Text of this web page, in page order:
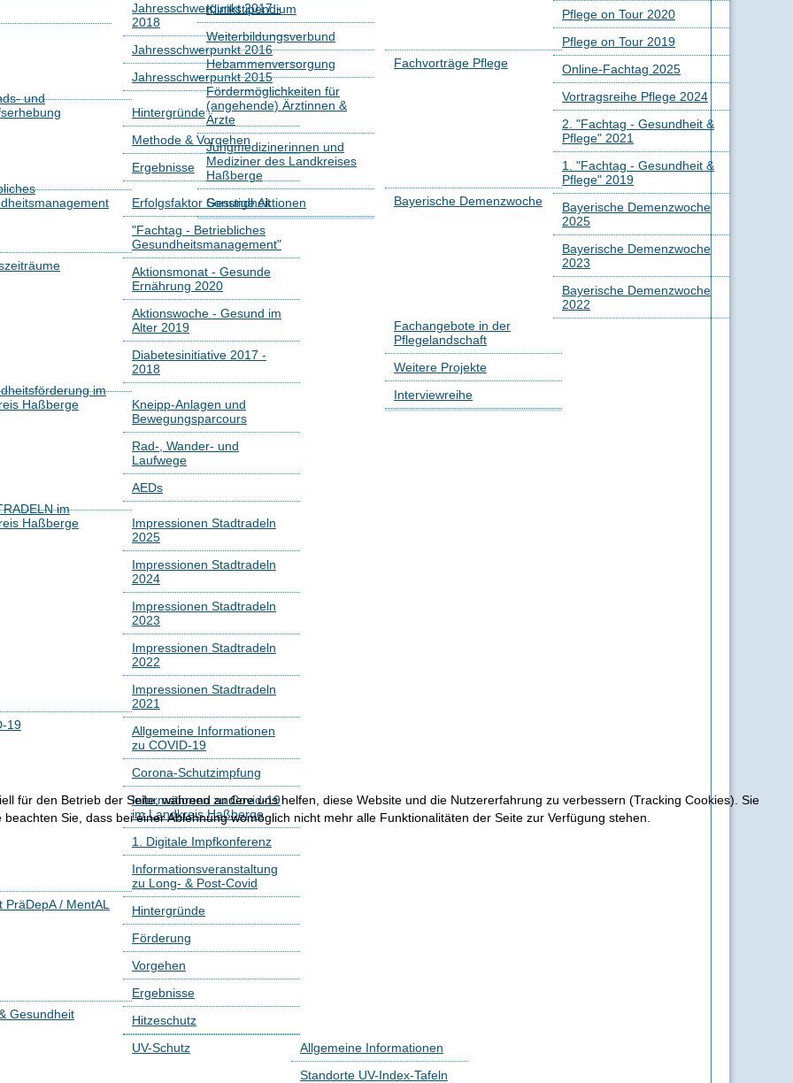
Jahresschwerpunkt 2017 -
2018
Jahresschwerpunkt 2016
Jahresschwerpunkt 2015
und
Hintergründe
Methode & Vorgehen
Ergebnisse
Erfolgsfaktor Gesundheit
"Fachtag - Betriebliches
Gesundheitsmanagement"
Aktionsmonat - Gesunde
Ernährung 2020
Aktionswoche - Gesund im
Alter 2019
Diabetesinitiative 2017 -
2018
im
Haßberge
Kneipp-Anlagen und
Bewegungsparcours
Rad-, Wander- und
Laufwege
AEDs
im
Haßberge
Impressionen Stadtradeln
2025
Impressionen Stadtradeln
2024
Impressionen Stadtradeln
2023
Impressionen Stadtradeln
2022
Impressionen Stadtradeln
2021
19
Allgemeine Informationen
zu COVID-19
Corona-Schutzimpfung
Informationen zu Covid-19
im Landkreis Haßberge
1. Digitale Impfkonferenz
Informationsveranstaltung
zu Long- & Post-Covid
PräDepA / MentAL
Hintergründe
Förderung
Vorgehen
Ergebnisse
Gesundheit
Hitzeschutz
UV-Schutz
Allgemeine Informationen
Standorte UV-Index-Tafeln
Klinikstipendium
Weiterbildungsverbund
Hebammenversorgung
Fördermöglichkeiten für
(angehende) Ärztinnen &
Ärzte
Jungmedizinerinnen und
Mediziner des Landkreises
Haßberge
Sonstige Aktionen
Pflege on Tour 2020
Pflege on Tour 2019
Fachvorträge Pflege
Online-Fachtag 2025
Vortragsreihe Pflege 2024
2. "Fachtag - Gesundheit &
Pflege" 2021
1. "Fachtag - Gesundheit &
Pflege" 2019
Bayerische Demenzwoche
Bayerische Demenzwoche
2025
Bayerische Demenzwoche
2023
Bayerische Demenzwoche
2022
Fachangebote in der
Pflegelandschaft
Weitere Projekte
Interviewreihe
für den Betrieb der Seite, während andere uns helfen, diese Website und die Nutzererfahrung zu verbessern (Tracking Cookies). Sie
Sie, dass bei einer Ablehnung womöglich nicht mehr alle Funktionalitäten der Seite zur Verfügung stehen.